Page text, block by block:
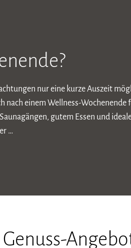
nur eine kurze Auszeit
nach einem Wellness-Wochenende
gutem Essen und
…